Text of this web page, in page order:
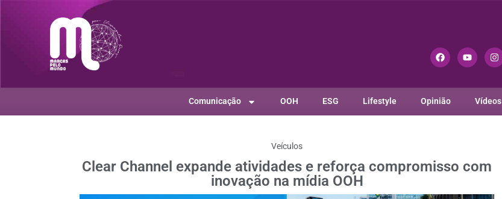
Comunicação OOH ESG Lifestyle Opinião Vídeos
Veículos
Clear Channel expande atividades e reforça compromisso com
inovação na mídia OOH